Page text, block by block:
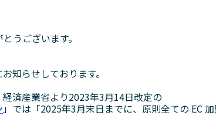
うございます。
知らせしております。
済産業省より2023年3⽉14⽇改定の
」では「2025年3⽉末⽇までに、原則全ての EC